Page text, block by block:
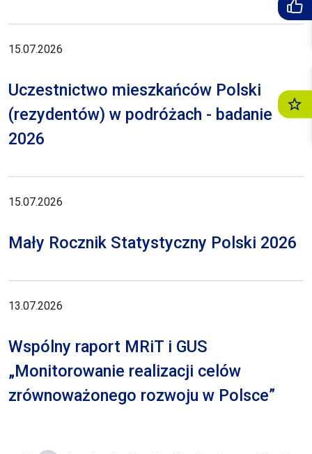
15.07.2026
Uczestnictwo mieszkańców Polski
(rezydentów) w podróżach - badanie
2026
15.07.2026
Mały Rocznik Statystyczny Polski 2026
13.07.2026
Wspólny raport MRiT i GUS
„Monitorowanie realizacji celów
zrównoważonego rozwoju w Polsce”